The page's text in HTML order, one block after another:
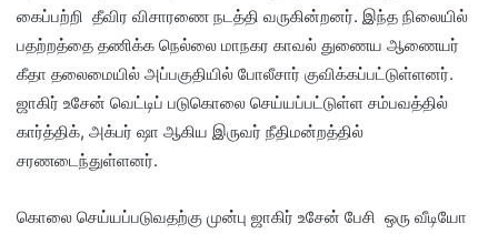
கைப்பற்றி தீவிர விசாரணை நடத்தி வருகின்றனர். இந்த நிலையில்
பதற்றத்தை தணிக்க நெல்லை மாநகர காவல் துணைய ஆணையர்
கீதா தலைமையில் அப்பகுதியில் போலீசார் குவிக்கப்பட்டுள்ளனர்.
ஜாகிர் உசேன் வெட்டிப் படுகொலை செய்யப்பட்டுள்ள சம்பவத்தில்
கார்த்திக், அக்பர் ஷா ஆகிய இருவர் நீதிமன்றத்தில்
சரணடைந்துள்ளனர்.
கொலை செய்யப்படுவதற்கு முன்பு ஜாகிர் உசேன் பேசி ஒரு வீடியோ